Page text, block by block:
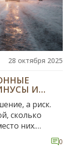
28 октября 2025
И
а риск.
сколько
них.
0